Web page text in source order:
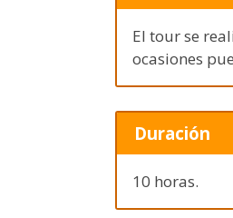
El tour se
ocasiones
Duración
10 horas.